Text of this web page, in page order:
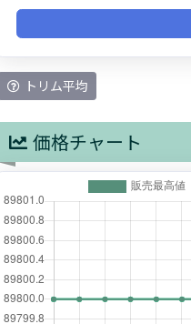
トリム平均
価格チャート